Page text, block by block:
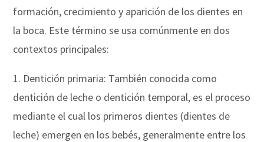
formación, crecimiento y aparición de los dientes en
la boca. Este término se usa comúnmente en dos
contextos principales:
1. Dentición primaria: También conocida como
dentición de leche o dentición temporal, es el proceso
mediante el cual los primeros dientes (dientes de
leche) emergen en los bebés, generalmente entre los